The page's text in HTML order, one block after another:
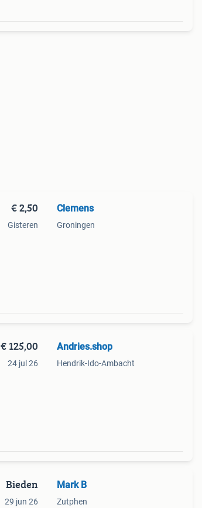
€ 2,50
Gisteren
Clemens
Groningen
€ 125,00
24 jul 26
Andries.shop
Hendrik-Ido-Ambacht
Bieden
29 jun 26
Mark B
Zutphen